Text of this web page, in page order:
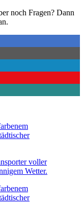
noch Fragen? Dann